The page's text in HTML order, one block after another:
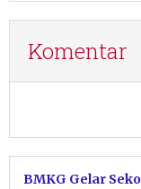
Komentar
BMKG Gelar